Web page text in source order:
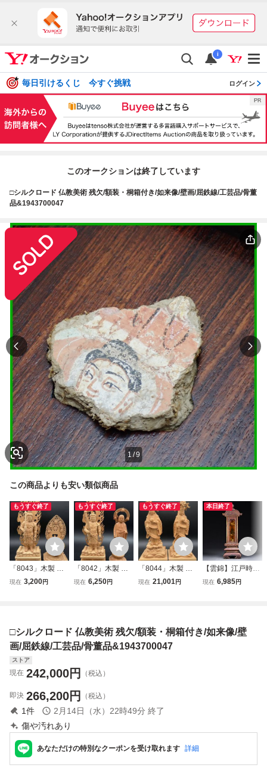
i
毎日引けるくじ 今すぐ挑戦 ログイン
このオークションは終了しています
□シルクロード 仏教美術 残欠/額装・桐箱付き/如来像/壁画/屈鉄線/工芸品/骨董
品&1943700047
1/9
この商品よりも安い類似商品
もうすぐ終了
「8043」木製 仏
像 木彫 透し彫光
置物 仏教工芸 木
彫像 古美術品
現在 3,200円
もうすぐ終了
「8042」木製 仏
像 木彫 地藏菩薩
美術 仏教工芸 木
彫像 古美術品
現在 6,250円
もうすぐ終了
「8044」木製 仏
像 木彫 難陀竜王
彫像 古美術 密教
美術 インテリア
現在 21,001円
本日終了
【雲錦】江戸時代
舎利塔 厨子 舎
ジェ8L4-28S13
現在 6,985円
□シルクロード 仏教美術 残欠/額装・桐箱付き/如来像/壁
画/屈鉄線/工芸品/骨董品&1943700047
ストア
現在 242,000円 （税込）
即決 266,200円 （税込）
1件 2月14日（水）22時49分 終了
傷や汚れあり
あなただけの特別なクーポンを受け取れます 詳細